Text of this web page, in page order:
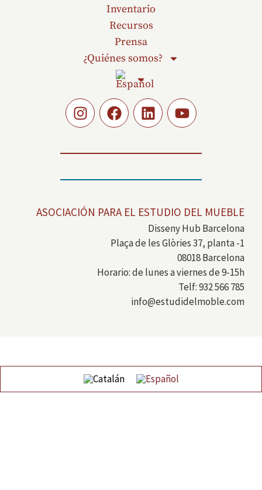
Inventario
Recursos
Prensa
¿Quiénes somos?
ASOCIACIÓN PARA EL ESTUDIO DEL MUEBLE
Disseny Hub Barcelona
Plaça de les Glòries 37, planta -1
08018 Barcelona
Horario: de lunes a viernes de 9-15h
Telf: 932 566 785
info@estudidelmoble.com